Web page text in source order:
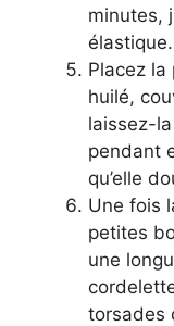
minutes,
élastique.
Placez
huilé,
laissez-
pendant
qu’elle
Une fois
petites
une
torsades